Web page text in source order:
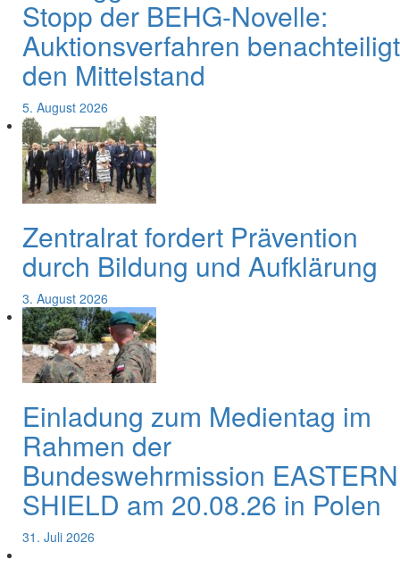
Stopp der BEHG-Novelle:
Auktionsverfahren benachteiligt
den Mittelstand
5. August 2026
Zentralrat fordert Prävention
durch Bildung und Aufklärung
3. August 2026
Einladung zum Medientag im
Rahmen der
Bundeswehrmission EASTERN
SHIELD am 20.08.26 in Polen
31. Juli 2026